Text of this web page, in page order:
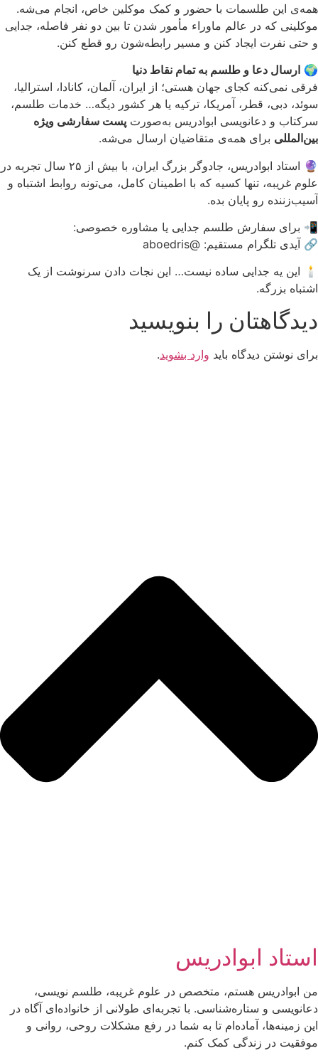
همه‌ی این طلسمات با حضور و کمک موکلین خاص، انجام می‌شه.
موکلینی که در عالم ماوراء مأمور شدن تا بین دو نفر فاصله، جدایی
و حتی نفرت ایجاد کنن و مسیر رابطه‌شون رو قطع کنن.
🌍 ارسال دعا و طلسم به تمام نقاط دنیا
فرقی نمی‌کنه کجای جهان هستی؛ از ایران، آلمان، کانادا، استرالیا،
سوئد، دبی، قطر، آمریکا، ترکیه یا هر کشور دیگه… خدمات طلسم،
سرکتاب و دعانویسی ابوادریس به‌صورت پست سفارشی ویژه
بین‌المللی برای همه‌ی متقاضیان ارسال می‌شه.
🔮 استاد ابوادریس، جادوگر بزرگ ایران، با بیش از ۲۵ سال تجربه در
علوم غریبه، تنها کسیه که با اطمینان کامل، می‌تونه روابط اشتباه و
آسیب‌زننده رو پایان بده.
📲 برای سفارش طلسم جدایی یا مشاوره خصوصی:
🔗 آیدی تلگرام مستقیم: @aboedris
🕯 این یه جدایی ساده نیست… این نجات دادن سرنوشت از یک
اشتباه بزرگه.
دیدگاهتان را بنویسید
برای نوشتن دیدگاه باید وارد بشوید.
استاد ابوادریس
من ابوادریس هستم، متخصص در علوم غریبه، طلسم نویسی،
دعانویسی و ستاره‌شناسی. با تجربه‌ای طولانی از خانواده‌ای آگاه در
این زمینه‌ها، آماده‌ام تا به شما در رفع مشکلات روحی، روانی و
موفقیت در زندگی کمک کنم.